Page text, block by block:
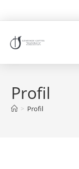
Profil
> Profil